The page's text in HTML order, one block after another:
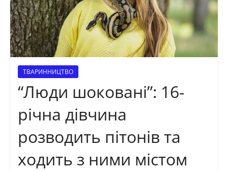
ТВАРИННИЦТВО
“Люди шоковані”: 16-
річна дівчина
розводить пітонів та
ходить з ними містом